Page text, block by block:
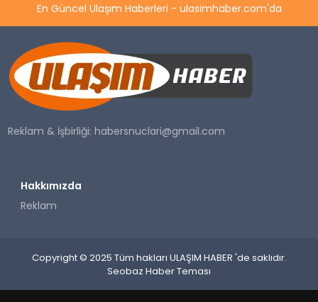
En Güncel Ulaşım Haberleri - ulasimhaber.com'da
Reklam & İşbirliği:habersnuclari@gmail.com
Hakkımızda
Reklam
Copyright © 2025 Tüm hakları ULAŞIM HABER 'de saklıdır.
Seobaz Haber Teması